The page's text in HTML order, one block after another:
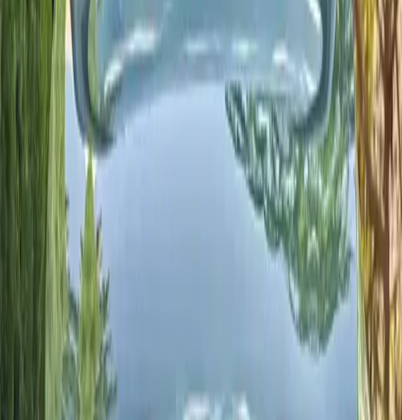
Od 400 MAD/dzień
2025 ·
Zobacz
Kia
Kia Picanto
Kia Picanto
Kompaktowy samochód miejski Kia Picanto 2025 z
automatyczną skrzynią biegów: niskie zużycie paliwa,
niezbędne systemy wspomagające kierowcę (w zależności od
wyposażenia), 8-calowa łączność z Apple CarPlay / Android
Auto, łatwy w Agadirze i na krótkich trasach.
Miejsca
Skrzynia
Automatique
Paliwo
Essence
Od 400 MAD/dzień
·Kia
Zobacz
Kia Picanto
Kia Picanto